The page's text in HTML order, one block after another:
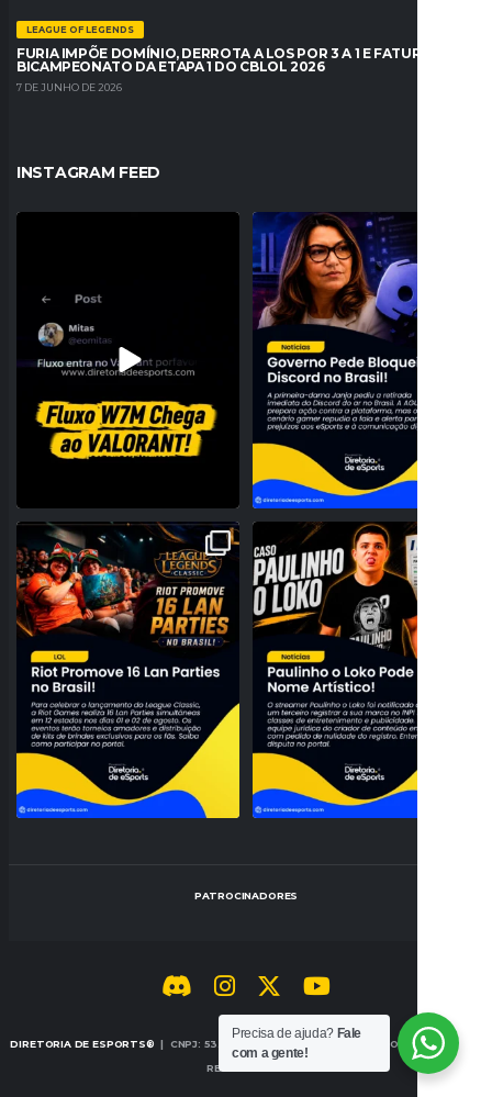
LEAGUE OF LEGENDS
FURIA IMPÕE DOMÍNIO, DERROTA A LOS POR 3 A 1 E FATURA O
BICAMPEONATO DA ETAPA 1 DO CBLOL 2026
7 DE JUNHO DE 2026
INSTAGRAM FEED
JANJA PEDE BLOQUEIO DO DISCORD
NO BRASIL E...
158 20
A NOSTALGIA VAI DOMINAR O BRASIL!
RIOT ANUNCIA 16...
28 0
PROBLEMAS NO REGISTRO! PAULINHO
O LOKO PODE PERDER
158
PATROCINADORES
DIRETORIA DE ESPORTS® | CNPJ: 53.442.707/0001-14 | © 2026 TODOS OS DIREITOS
RESERVADOS.
Precisa de ajuda? Fale
com a gente!